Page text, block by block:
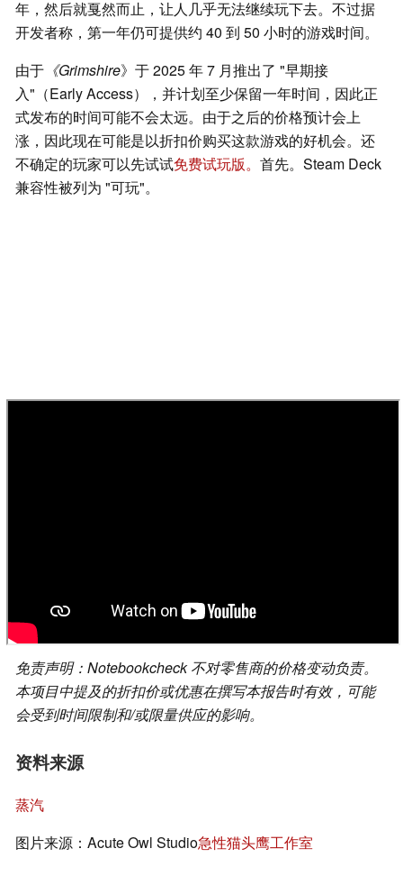
年，然后就戛然而止，让人几乎无法继续玩下去。不过据
开发者称，第一年仍可提供约 40 到 50 小时的游戏时间。
由于 《Grimshire》于 2025 年 7 月推出了 "早期接
入"（Early Access），并计划至少保留一年时间，因此正
式发布的时间可能不会太远。由于之后的价格预计会上
涨，因此现在可能是以折扣价购买这款游戏的好机会。还
不确定的玩家可以先试试免费试玩版。 首先。Steam Deck
兼容性被列为 "可玩"。
免责声明：Notebookcheck 不对零售商的价格变动负责。
本项目中提及的折扣价或优惠在撰写本报告时有效，可能
会受到时间限制和/或限量供应的影响。
资料来源
蒸汽
图片来源：Acute Owl Studio急性猫头鹰工作室